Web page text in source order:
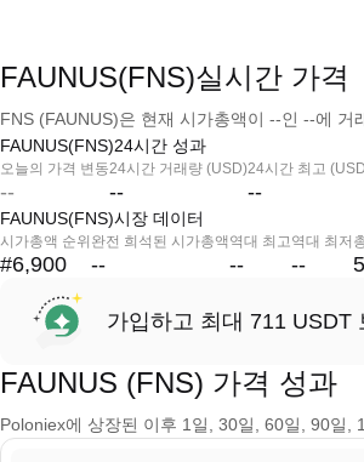
FAUNUS(FNS)실시간 가격
FNS (FAUNUS)은 현재 시가총액이 --인 --에 거
FAUNUS(FNS)24시간 성과
오늘의 가격 변동
--
24시간 거래량 (USD)
--
24시간 최고
--
FAUNUS(FNS)시장 데이터
시가총액 순위
#6,900
완전 희석된 시가총액
--
역대 최고
--
역대 최저
--
가입하고 최대 711 USDT
FAUNUS (FNS) 가격 성과
Poloniex에 상장된 이후 1일, 30일, 60일, 90일,